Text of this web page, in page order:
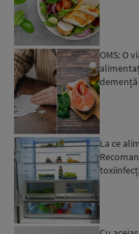
OMS: O
demență
La ce